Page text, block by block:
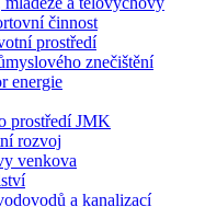
činnost
prostředí
znečištění
energie
prostředí JMK
rozvoj
venkova
a kanalizací